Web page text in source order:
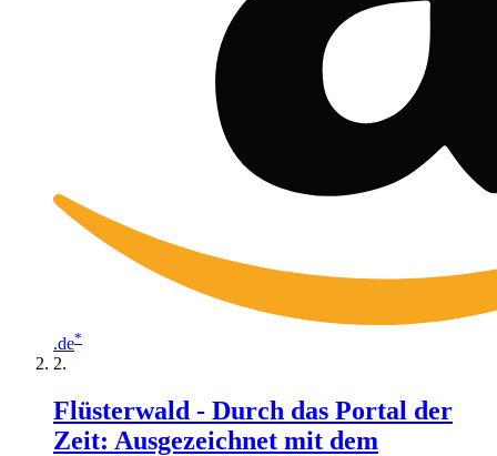
.de*
Flüsterwald - Durch das Portal der
Zeit: Ausgezeichnet mit dem